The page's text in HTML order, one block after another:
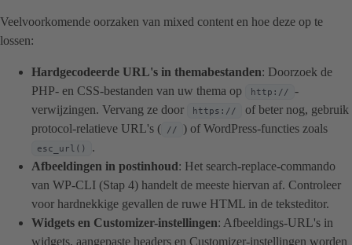
Veelvoorkomende oorzaken van mixed content en hoe deze op te
lossen:
Hardgecodeerde URL's in themabestanden: Doorzoek de
PHP- en CSS-bestanden van uw thema op
http:// -
verwijzingen. Vervang ze door
https://
of beter nog, gebruik
protocol-relatieve URL's ( // ) of WordPress-functies zoals
esc_url()
.
Afbeeldingen in postinhoud: Het search-replace-commando
van WP-CLI (Stap 4) handelt de meeste hiervan af. Controleer
voor hardnekkige gevallen de ruwe HTML in de teksteditor.
Widgets en Customizer-instellingen: Afbeeldings-URL's in
widgets, aangepaste headers en Customizer-instellingen worden